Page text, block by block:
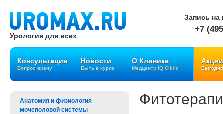
Урология для всех
Запись на
+7
Консультация
Вопрос врачу
Новости
Быть в курсе
О Клинике
Медцентр IQ Clinic
Акции
Анатомия и физиология
мочеполовой системы